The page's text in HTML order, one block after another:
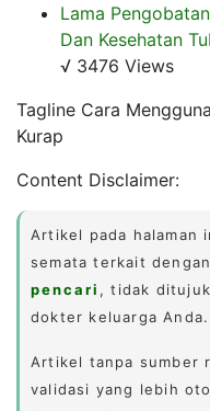
Lama
Dan Kesehatan
√ 3476 Views
Tagline Cara
Kurap
Content Disclaimer:
Artikel pada halaman
semata terkait
pencari , tidak
dokter keluarga Anda.
Artikel tanpa sumber
validasi yang lebih